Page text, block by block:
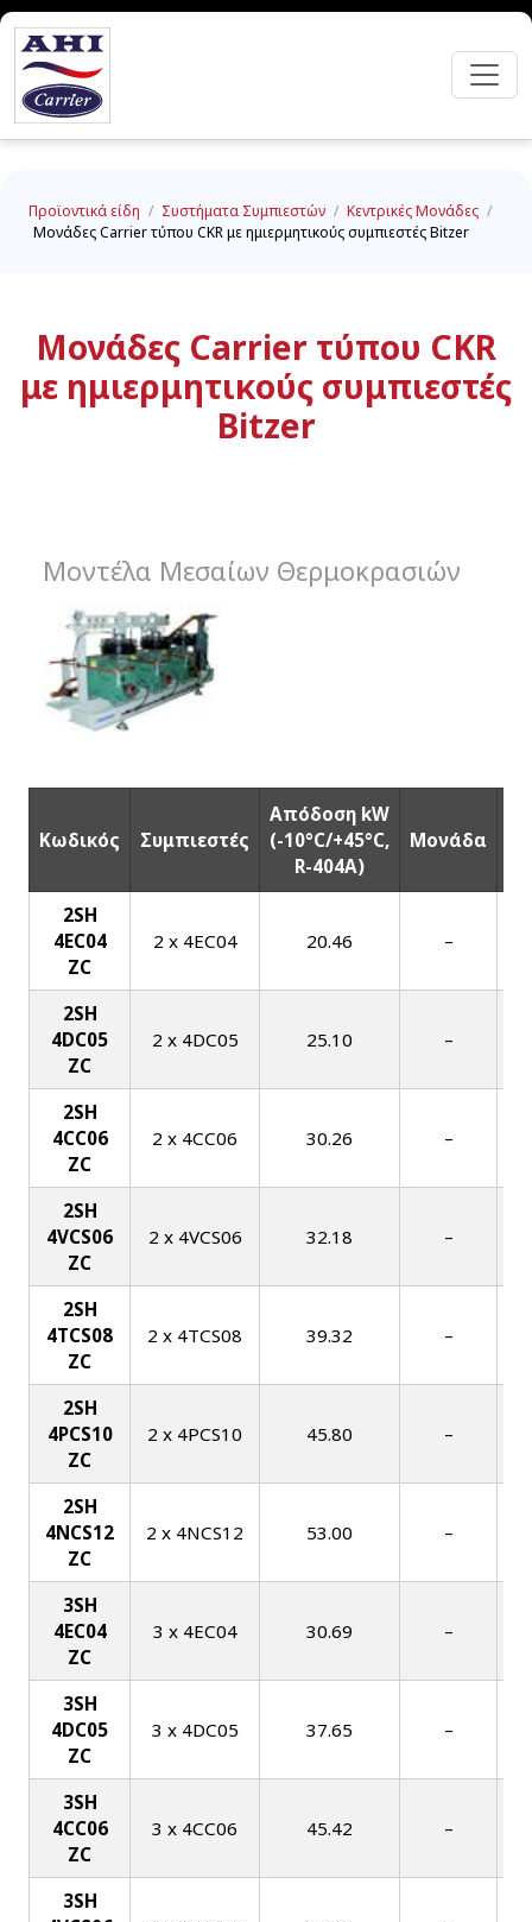
Προϊοντικά είδη / Συστήματα Συμπιεστών / Κεντρικές Μονάδες /
Μονάδες Carrier τύπου CKR με ημιερμητικούς συμπιεστές Bitzer
Μονάδες Carrier τύπου CKR
με ημιερμητικούς συμπιεστές
Bitzer
Μοντέλα Μεσαίων Θερμοκρασιών
Κωδικός Συμπιεστές
Απόδοση kW
(-10°C/+45°C,
R-404Α)
Μονάδα
2SH
4EC04
ZC
2 x 4EC04 20.46 –
2SH
4DC05
ZC
2 x 4DC05 25.10 –
2SH
4CC06
ZC
2 x 4CC06 30.26 –
2SH
4VCS06
ZC
2 x 4VCS06 32.18 –
2SH
4TCS08
ZC
2 x 4TCS08 39.32 –
2SH
4PCS10
ZC
2 x 4PCS10 45.80 –
2SH
4NCS12
ZC
2 x 4NCS12 53.00 –
3SH
4EC04
ZC
3 x 4EC04 30.69 –
3SH
4DC05
ZC
3 x 4DC05 37.65 –
3SH
4CC06
ZC
3 x 4CC06 45.42 –
3SH